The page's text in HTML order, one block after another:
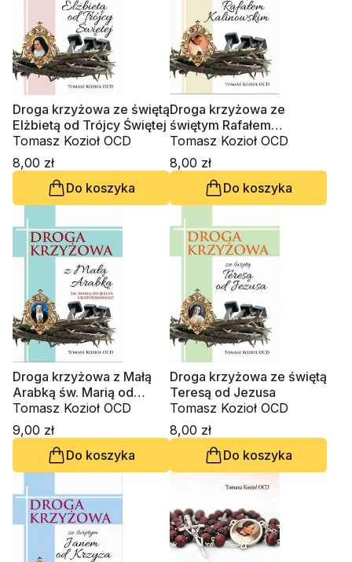
Droga krzyżowa ze świętą
Elżbietą od Trójcy Świętej
Tomasz Kozioł OCD
8,00 zł
Do koszyka
Droga krzyżowa ze
świętym Rafałem
Kalinowskim
Tomasz Kozioł OCD
8,00 zł
Do koszyka
Droga krzyżowa z Małą
Arabką św. Marią od
Jezusa Ukrzyżowanego
Tomasz Kozioł OCD
9,00 zł
Do koszyka
Droga krzyżowa ze świętą
Teresą od Jezusa
Tomasz Kozioł OCD
8,00 zł
Do koszyka